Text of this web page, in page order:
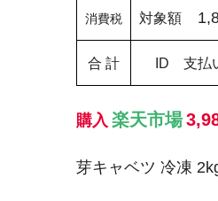
消費税 対象額
合 計 ID 支払
購入 楽天市場
芽キャベツ 冷凍